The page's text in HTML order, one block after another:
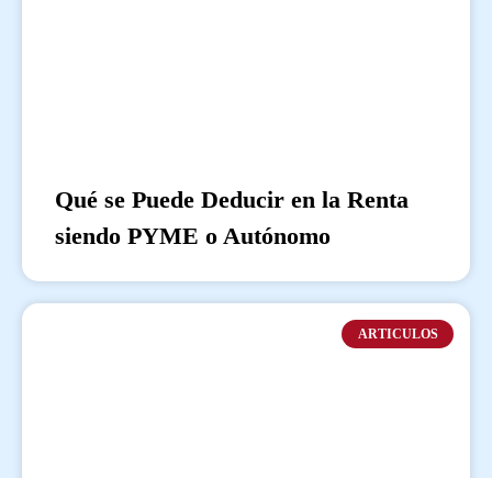
Qué se Puede Deducir en la Renta
siendo PYME o Autónomo
ARTICULOS